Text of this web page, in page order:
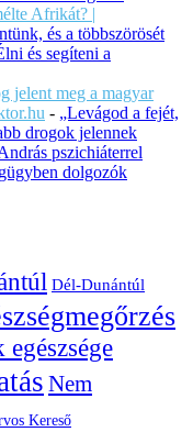
Afrikát? |
és a többszörösét
és segíteni a
jelent meg a magyar
- „Levágod a fejét,
drogok jelennek
pszichiáterrel
dolgozók
Dél-Dunántúl
Nem
Kereső